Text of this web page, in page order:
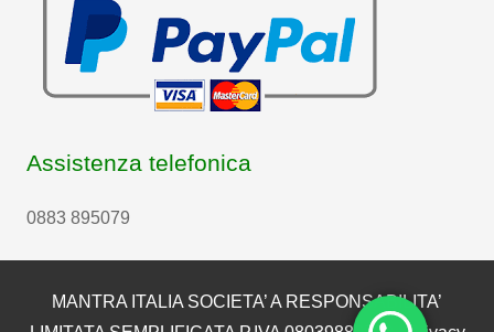
Assistenza telefonica
0883 895079
MANTRA ITALIA SOCIETA’ A RESPONSABILITA’